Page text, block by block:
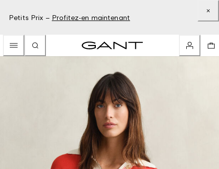
Petits Prix – Profitez-en maintenant